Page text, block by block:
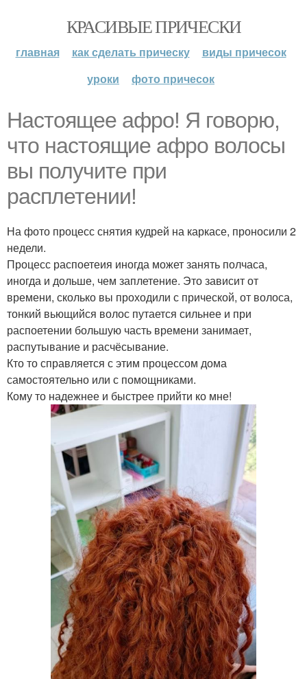
КРАСИВЫЕ ПРИЧЕСКИ
главная как сделать прическу
виды причесок
уроки
фото причесок
Настоящее афро! Я говорю,
что настоящие афро волосы
вы получите при
расплетении!
На фото процесс снятия кудрей на каркасе, проносили 2
недели.
Процесс распоетеия иногда может занять полчаса,
иногда и дольше, чем заплетение. Это зависит от
времени, сколько вы проходили с прической, от волоса,
тонкий вьющийся волос путается сильнее и при
распоетении большую часть времени занимает,
распутывание и расчёсывание.
Кто то справляется с этим процессом дома
самостоятельно или с помощниками.
Кому то надежнее и быстрее прийти ко мне!